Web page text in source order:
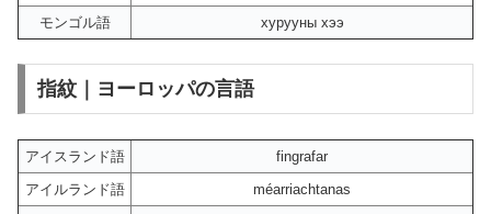
モンゴル語
хурууны хээ
指紋｜ヨーロッパの言語
アイスランド語
fingrafar
アイルランド語
méarriachtanas